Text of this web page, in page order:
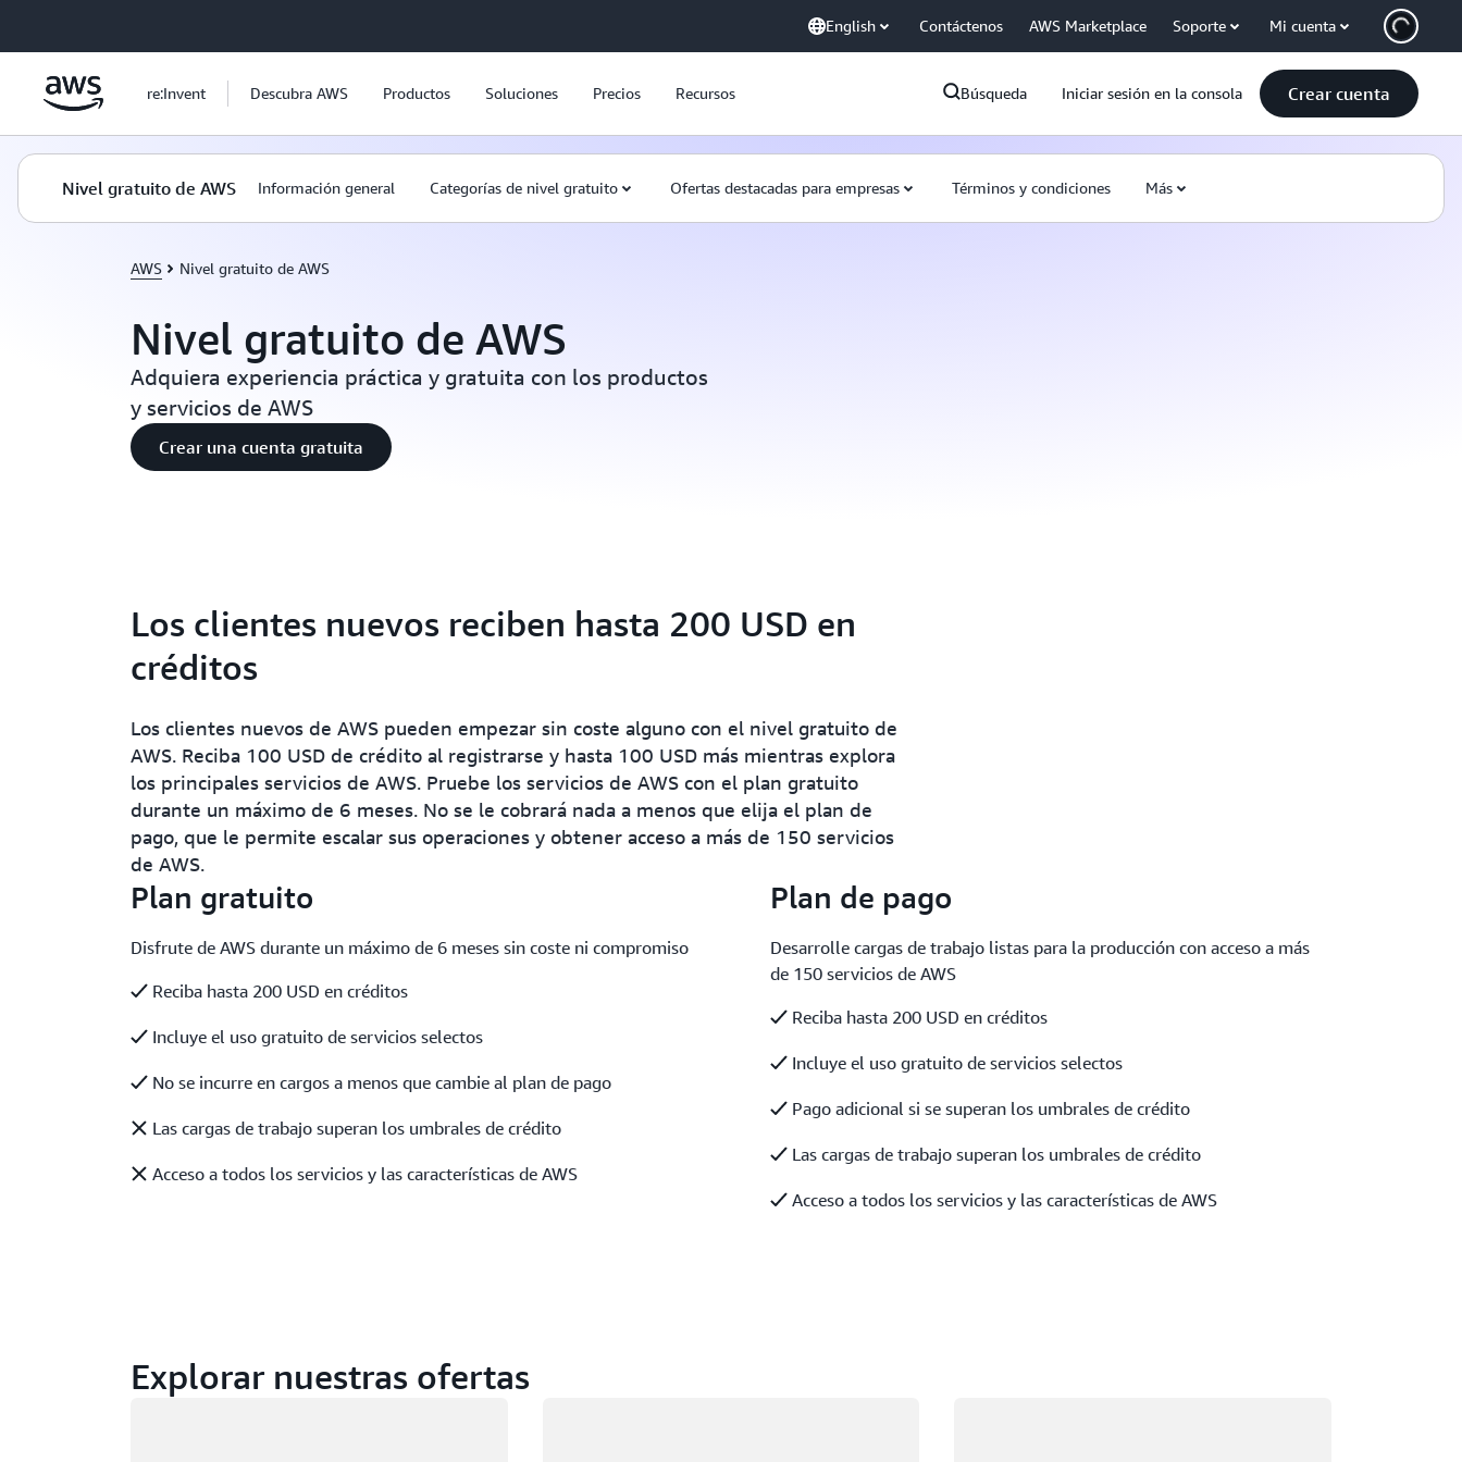
English Contáctenos AWS Marketplace Soporte Mi cuenta
re:Invent Descubra AWS Productos Soluciones Precios Recursos Búsqueda Iniciar sesión en la consola Crear cuenta
Nivel gratuito de AWS Información general Categorías de nivel gratuito Ofertas destacadas para empresas Términos y condiciones Más
AWS Nivel gratuito de AWS
Nivel gratuito de AWS
Adquiera experiencia práctica y gratuita con los productos
y servicios de AWS
Crear una cuenta gratuita
Los clientes nuevos reciben hasta 200 USD en
créditos
Los clientes nuevos de AWS pueden empezar sin coste alguno con el nivel gratuito de
AWS. Reciba 100 USD de crédito al registrarse y hasta 100 USD más mientras explora
los principales servicios de AWS. Pruebe los servicios de AWS con el plan gratuito
durante un máximo de 6 meses. No se le cobrará nada a menos que elija el plan de
pago, que le permite escalar sus operaciones y obtener acceso a más de 150 servicios
de AWS.
Plan gratuito
Disfrute de AWS durante un máximo de 6 meses sin coste ni compromiso
Reciba hasta 200 USD en créditos
Incluye el uso gratuito de servicios selectos
No se incurre en cargos a menos que cambie al plan de pago
Las cargas de trabajo superan los umbrales de crédito
Acceso a todos los servicios y las características de AWS
Plan de pago
Desarrolle cargas de trabajo listas para la producción con acceso a más
de 150 servicios de AWS
Reciba hasta 200 USD en créditos
Incluye el uso gratuito de servicios selectos
Pago adicional si se superan los umbrales de crédito
Las cargas de trabajo superan los umbrales de crédito
Acceso a todos los servicios y las características de AWS
Explorar nuestras ofertas